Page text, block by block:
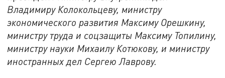
Владимиру Колокольцеву, министру
экономического развития Максиму Орешкину,
министру труда и соцзащиты Максиму Топилину,
министру науки Михаилу Котюкову, и министру
иностранных дел Сергею Лаврову.